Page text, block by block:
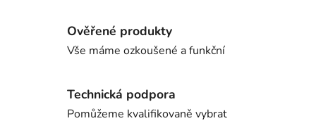
Ověřené produkty
Vše máme ozkoušené a funkční
Technická podpora
Pomůžeme kvalifikovaně vybrat